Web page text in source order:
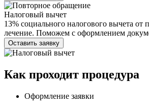
Налоговый вычет
13% социального налогового вычета от
лечение. Поможем с оформлением
Оставить заявку
Как проходит процедура
Оформление заявки